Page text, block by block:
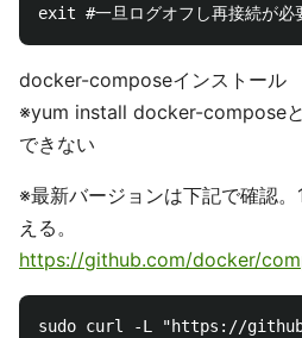
docker-composeインストール
※yum install docker-compose
できない
※最新バージョンは下記で確認。
える。
https://github.com/docker/
sudo curl -L "https://